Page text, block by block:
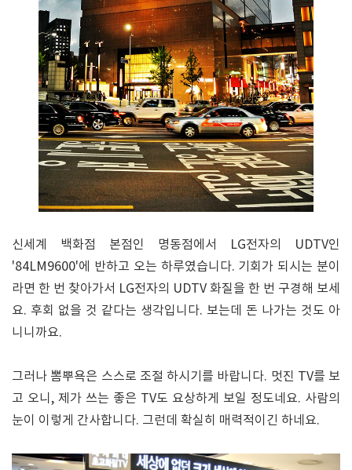
신세계 백화점 본점인 명동점에서 LG전자의 UDTV인
'84LM9600'에 반하고 오는 하루였습니다. 기회가 되시는 분이
라면 한 번 찾아가서 LG전자의 UDTV 화질을 한 번 구경해 보세
요. 후회 없을 것 같다는 생각입니다. 보는데 돈 나가는 것도 아
니니까요.
그러나 뽐뿌욕은 스스로 조절 하시기를 바랍니다. 멋진 TV를 보
고 오니, 제가 쓰는 좋은 TV도 요상하게 보일 정도네요. 사람의
눈이 이렇게 간사합니다. 그런데 확실히 매력적이긴 하네요.